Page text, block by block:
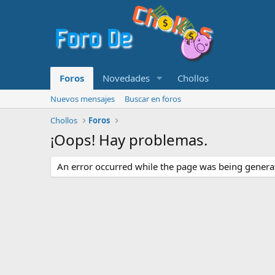
Foros Novedades Chollos
Nuevos mensajes
Buscar en foros
Chollos
Foros
¡Oops! Hay problemas.
An error occurred while the page was being